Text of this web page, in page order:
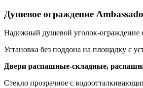
Душевое ограждение
Надежный душевой уголок-ограждение
Установка без поддона на площадку с
Двери распашные-складные,
Стекло прозрачное с